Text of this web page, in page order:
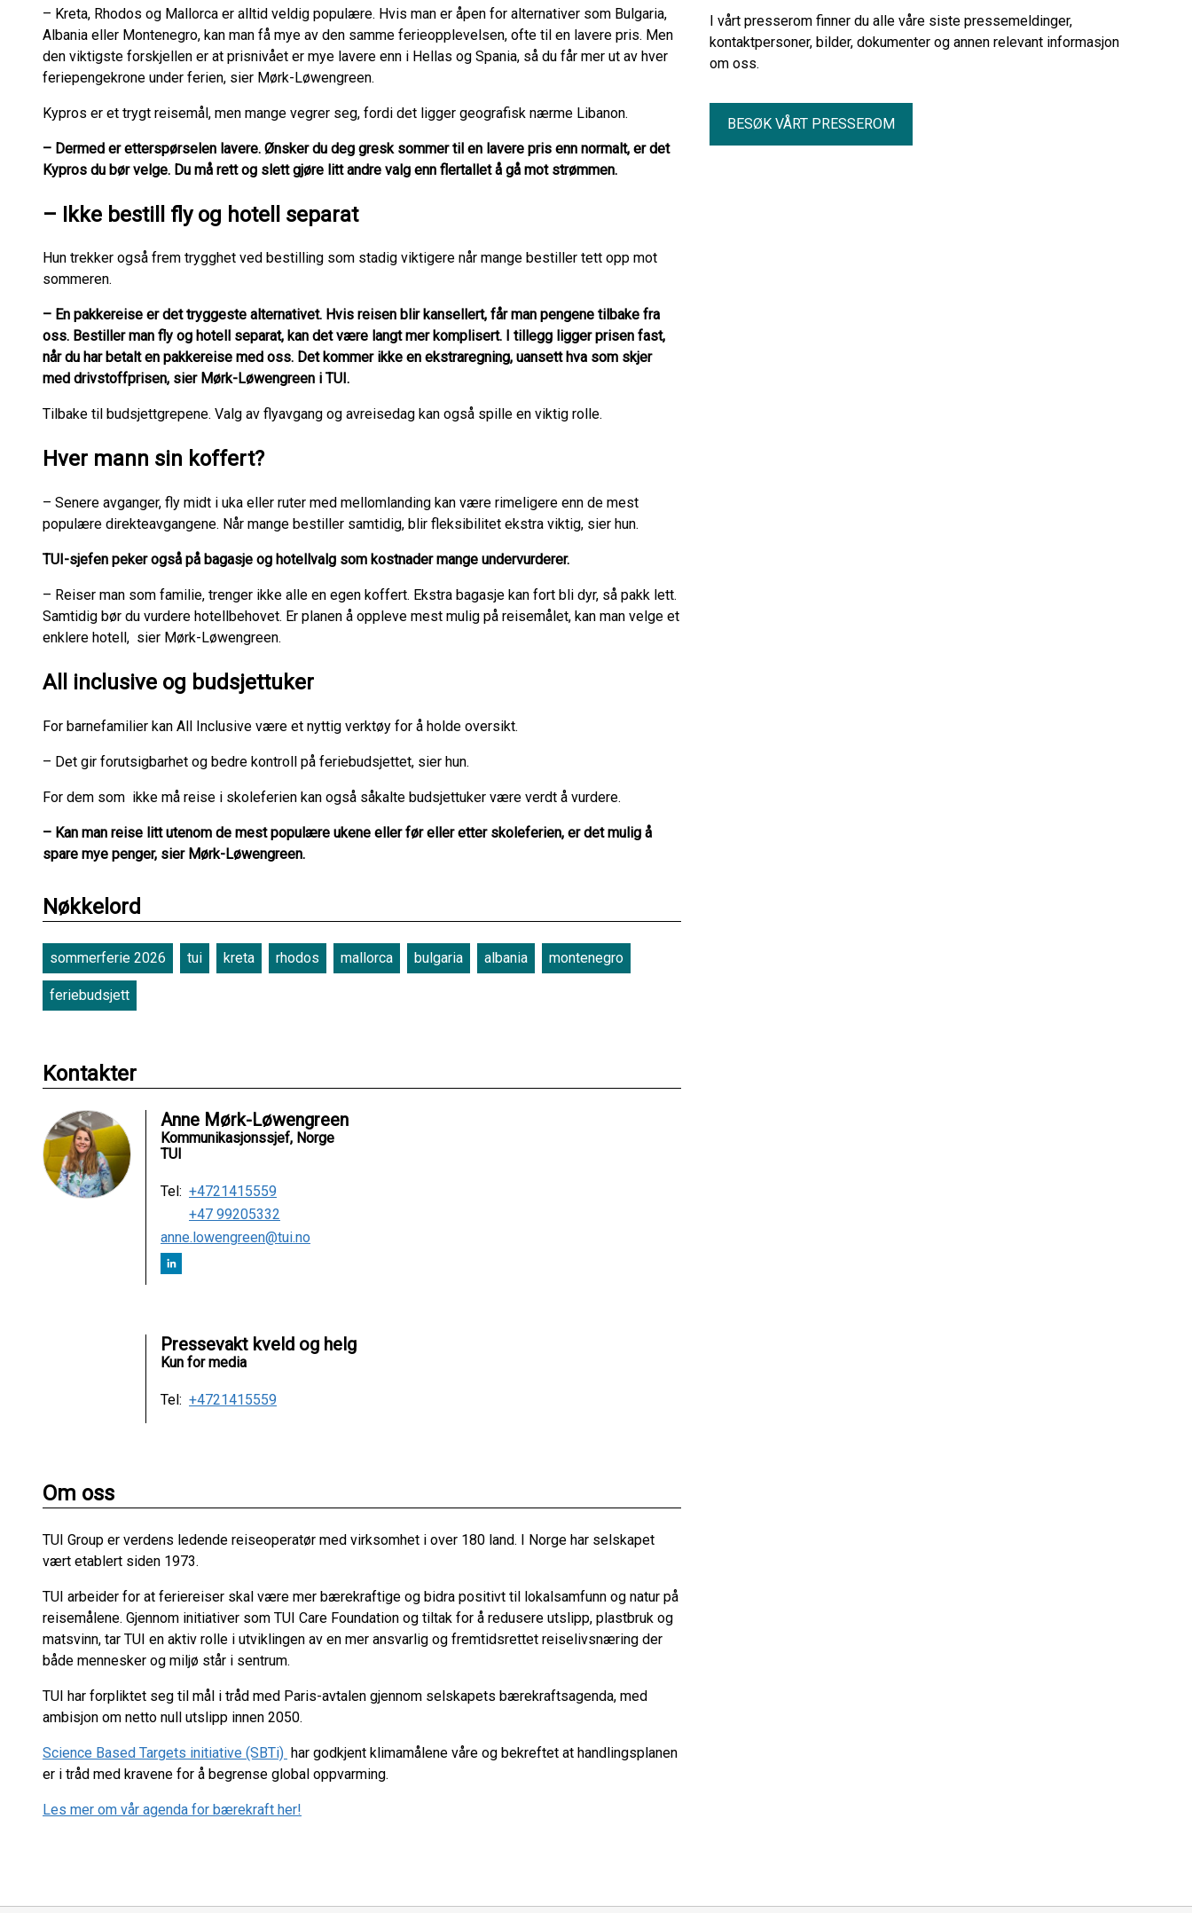
– Kreta, Rhodos og Mallorca er alltid veldig populære. Hvis man er åpen for alternativer som Bulgaria,
Albania eller Montenegro, kan man få mye av den samme ferieopplevelsen, ofte til en lavere pris. Men
den viktigste forskjellen er at prisnivået er mye lavere enn i Hellas og Spania, så du får mer ut av hver
feriepengekrone under ferien, sier Mørk-Løwengreen.
Kypros er et trygt reisemål, men mange vegrer seg, fordi det ligger geografisk nærme Libanon.
– Dermed er etterspørselen lavere. Ønsker du deg gresk sommer til en lavere pris enn normalt, er det
Kypros du bør velge. Du må rett og slett gjøre litt andre valg enn flertallet å gå mot strømmen.
– Ikke bestill fly og hotell separat
Hun trekker også frem trygghet ved bestilling som stadig viktigere når mange bestiller tett opp mot
sommeren.
– En pakkereise er det tryggeste alternativet. Hvis reisen blir kansellert, får man pengene tilbake fra
oss. Bestiller man fly og hotell separat, kan det være langt mer komplisert. I tillegg ligger prisen fast,
når du har betalt en pakkereise med oss. Det kommer ikke en ekstraregning, uansett hva som skjer
med drivstoffprisen, sier Mørk-Løwengreen i TUI.
Tilbake til budsjettgrepene. Valg av flyavgang og avreisedag kan også spille en viktig rolle.
Hver mann sin koffert?
– Senere avganger, fly midt i uka eller ruter med mellomlanding kan være rimeligere enn de mest
populære direkteavgangene. Når mange bestiller samtidig, blir fleksibilitet ekstra viktig, sier hun.
TUI-sjefen peker også på bagasje og hotellvalg som kostnader mange undervurderer.
– Reiser man som familie, trenger ikke alle en egen koffert. Ekstra bagasje kan fort bli dyr, så pakk lett.
Samtidig bør du vurdere hotellbehovet. Er planen å oppleve mest mulig på reisemålet, kan man velge et
enklere hotell, sier Mørk-Løwengreen.
All inclusive og budsjettuker
For barnefamilier kan All Inclusive være et nyttig verktøy for å holde oversikt.
– Det gir forutsigbarhet og bedre kontroll på feriebudsjettet, sier hun.
For dem som ikke må reise i skoleferien kan også såkalte budsjettuker være verdt å vurdere.
– Kan man reise litt utenom de mest populære ukene eller før eller etter skoleferien, er det mulig å
spare mye penger, sier Mørk-Løwengreen.
Nøkkelord
sommerferie 2026 tui kreta rhodos mallorca bulgaria albania montenegro
feriebudsjett
Kontakter
Anne Mørk-Løwengreen
Kommunikasjonssjef, Norge
TUI
Tel: +4721415559
+47 99205332
anne.lowengreen@tui.no
Pressevakt kveld og helg
Kun for media
Tel: +4721415559
Om oss
TUI Group er verdens ledende reiseoperatør med virksomhet i over 180 land. I Norge har selskapet
vært etablert siden 1973.
TUI arbeider for at feriereiser skal være mer bærekraftige og bidra positivt til lokalsamfunn og natur på
reisemålene. Gjennom initiativer som TUI Care Foundation og tiltak for å redusere utslipp, plastbruk og
matsvinn, tar TUI en aktiv rolle i utviklingen av en mer ansvarlig og fremtidsrettet reiselivsnæring der
både mennesker og miljø står i sentrum.
TUI har forpliktet seg til mål i tråd med Paris-avtalen gjennom selskapets bærekraftsagenda, med
ambisjon om netto null utslipp innen 2050.
Science Based Targets initiative (SBTi) har godkjent klimamålene våre og bekreftet at handlingsplanen
er i tråd med kravene for å begrense global oppvarming.
Les mer om vår agenda for bærekraft her!
I vårt presserom finner du alle våre siste pressemeldinger,
kontaktpersoner, bilder, dokumenter og annen relevant informasjon
om oss.
BESØK VÅRT PRESSEROM